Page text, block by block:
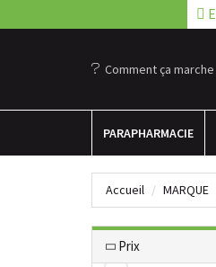
Comment ça marche
PARAPHARMACIE
Accueil MARQUE
Prix